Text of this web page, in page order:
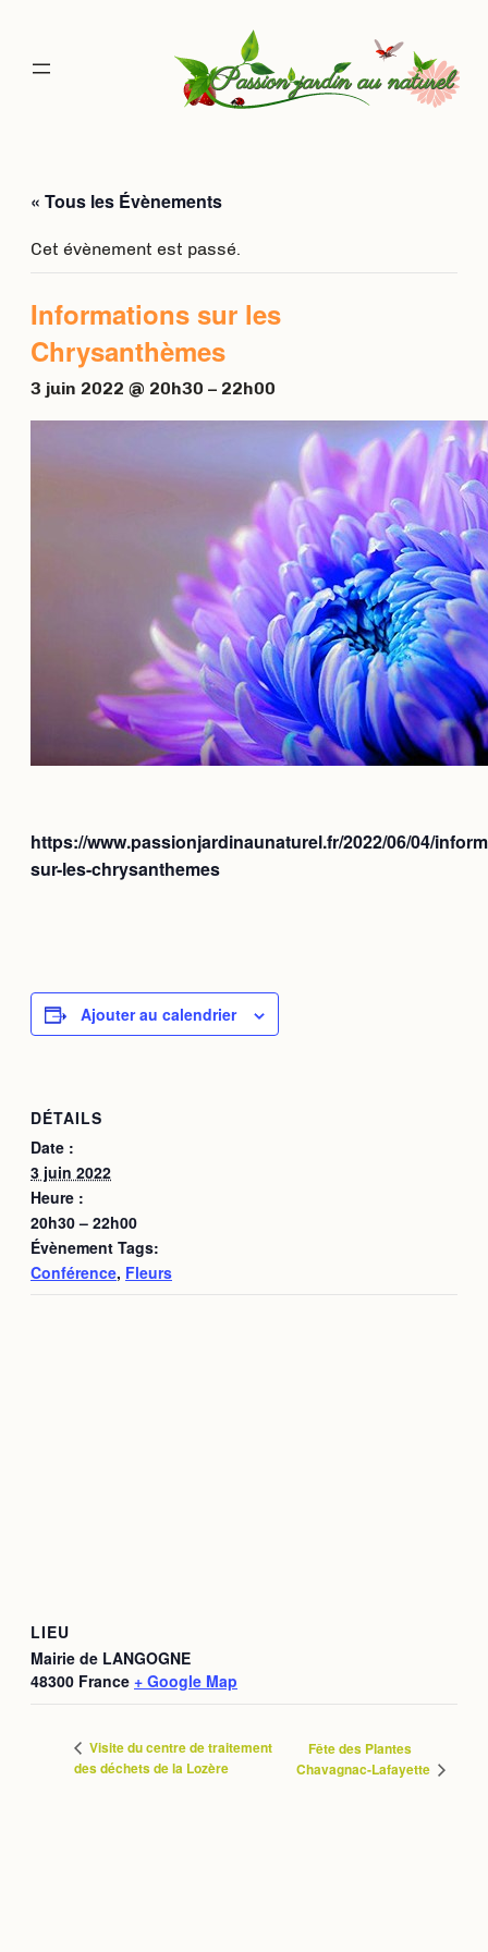
« Tous les Évènements
Cet évènement est passé.
Informations sur les
Chrysanthèmes
3 juin 2022 @ 20h30 – 22h00
https://www.passionjardinaunaturel.fr/2022/06/04/
sur-les-chrysanthemes
Ajouter au calendrier
DÉTAILS
Date :
3 juin 2022
Heure :
20h30 – 22h00
Évènement Tags:
Conférence, Fleurs
LIEU
Mairie de LANGOGNE
48300 France + Google Map
Visite du centre de traitement
des déchets de la Lozère
Fête des Plantes
Chavagnac-Lafayette